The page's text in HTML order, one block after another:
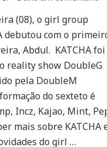
o
(08), o girl group
debutou com o
Abdul. KATCHA foi
reality show DoubleG
pela DoubleM
do sexteto é
Incz, Kajao, Mint,
mais sobre KATCHA
do girl …